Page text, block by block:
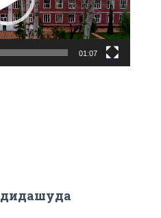
01:07